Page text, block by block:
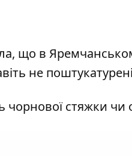
, що в
не
чорнової стяжки чи